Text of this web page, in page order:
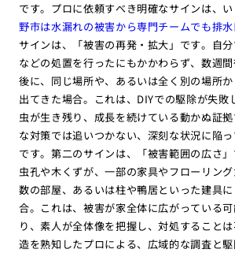
です。プロに依頼すべき明確なサインは、
野市は水漏れの被害から専門チームでも排
サインは、「被害の再発・拡大」です。自
などの処置を行ったにもかかわらず、数週
後に、同じ場所や、あるいは全く別の場所
出てきた場合。これは、DIYでの駆除が失敗
虫が生き残り、成長を続けている動かぬ証
な対策では追いつかない、深刻な状況に陥
です。第二のサインは、「被害範囲の広さ
虫孔や木くずが、一部の家具やフローリン
数の部屋、あるいは柱や鴨居といった建具
合。これは、被害が家全体に広がっている
り、素人が全体像を把握し、対処すること
造を熟知したプロによる、広域的な調査と